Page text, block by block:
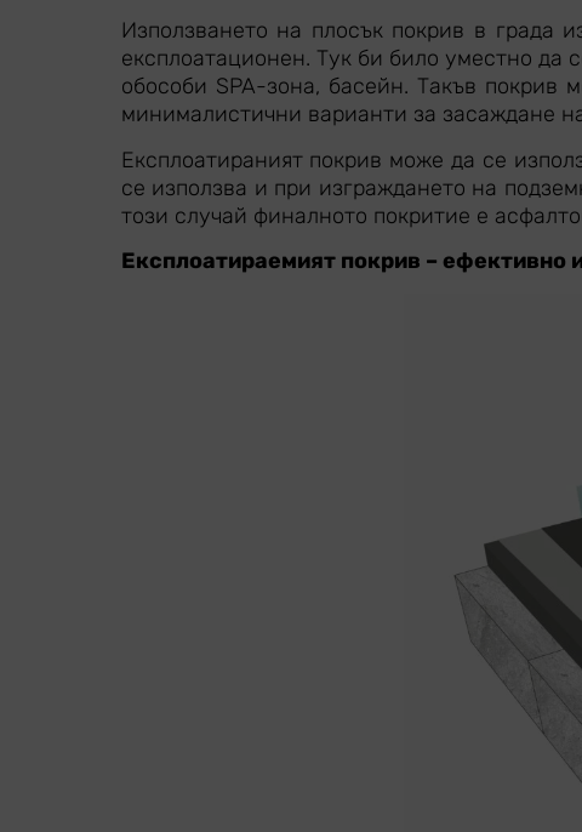
Използването на плосък покрив в града
експлоатационен. Тук би било уместно да
обособи SPA-зона, басейн. Такъв покрив
минималистични варианти за засаждане
Експлоатираният покрив може да се
се използва и при изграждането на
този случай финалното покритие е
Експлоатираемият покрив – ефективно